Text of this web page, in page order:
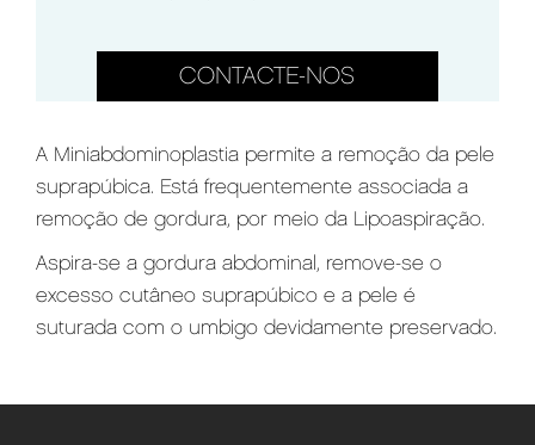
CONTACTE-NOS
A Miniabdominoplastia permite a remoção da pele
suprapúbica. Está frequentemente associada a
remoção de gordura, por meio da Lipoaspiração.
Aspira-se a gordura abdominal, remove-se o
excesso cutâneo suprapúbico e a pele é
suturada com o umbigo devidamente preservado.